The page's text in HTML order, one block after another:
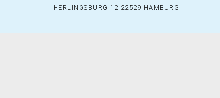
HERLINGSBURG 12 22529 HAMBURG